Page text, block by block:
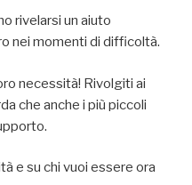
rivelarsi un aiuto
nei momenti di difficoltà.
necessità! Rivolgiti ai
che anche i più piccoli
e su chi vuoi essere ora